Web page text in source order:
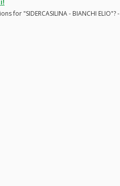
"SIDERCASILINA - BIANCHI ELIO"? -